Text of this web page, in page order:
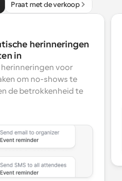
Praat met de verkoop
herinneringen
in
voor
om no-shows te
de betrokkenheid te